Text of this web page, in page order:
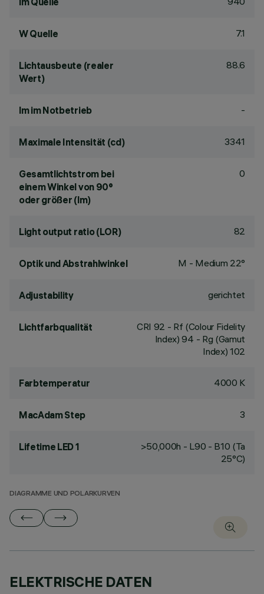
W Quelle 7.1
Lichtausbeute (realer
Wert)
88.6
lm im Notbetrieb -
Maximale Intensität (cd) 3341
Gesamtlichtstrom bei
einem Winkel von 90°
oder größer (lm)
0
Light output ratio (LOR) 82
Optik und Abstrahlwinkel M - Medium 22°
Adjustability gerichtet
Lichtfarbqualität CRI 92 - Rf (Colour Fidelity
Index) 94 - Rg (Gamut
Index) 102
Farbtemperatur 4000 K
MacAdam Step 3
Lifetime LED 1
>50,000h - L90 - B10 (Ta
25°C)
DIAGRAMME UND POLARKURVEN
ELEKTRISCHE DATEN